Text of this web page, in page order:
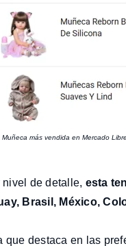
Muñeca más vendida en Mercado
de detalle, esta
Brasil, México,
que destaca en las